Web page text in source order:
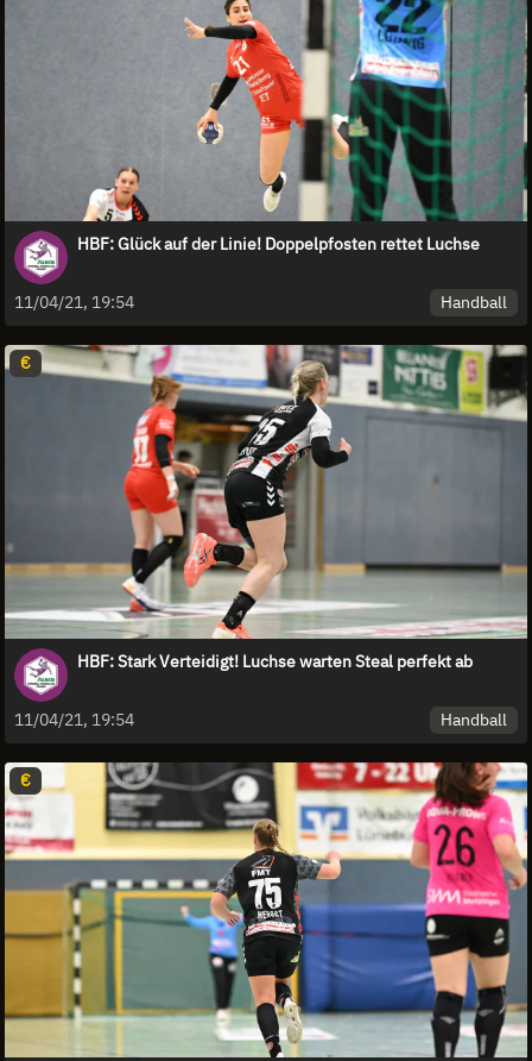
HBF: Glück auf der Linie! Doppelpfosten rettet Luchse
11/04/21, 19:54 Handball
€
HBF: Stark Verteidigt! Luchse warten Steal perfekt ab
11/04/21, 19:54 Handball
€